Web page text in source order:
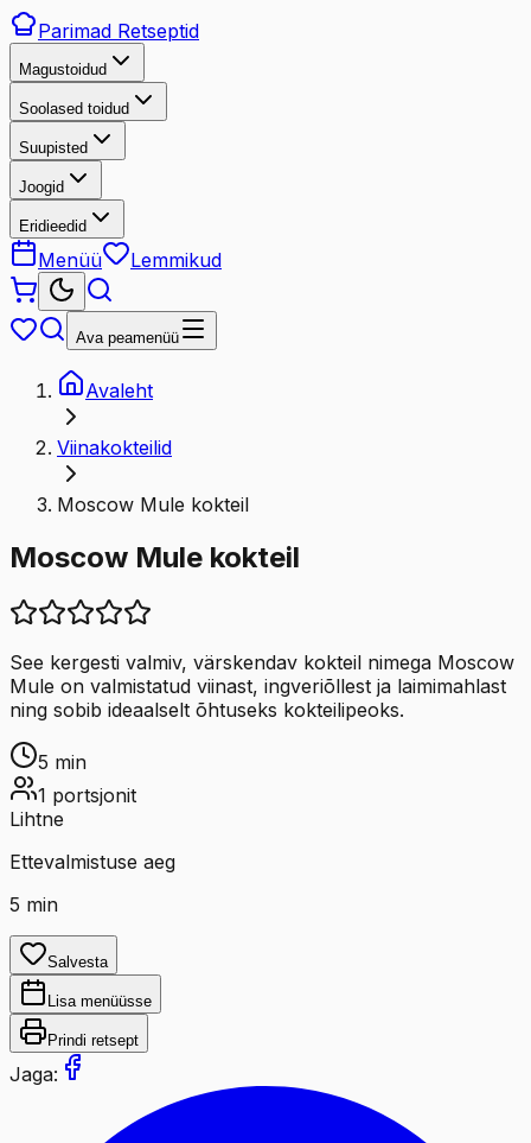
Parimad Retseptid
Magustoidud
Soolased toidud
Suupisted
Joogid
Eridieedid
Menüü Lemmikud
Ava peamenüü
Avaleht
Viinakokteilid
Moscow Mule kokteil
Moscow Mule kokteil
See kergesti valmiv, värskendav kokteil nimega Moscow
Mule on valmistatud viinast, ingveriõllest ja laimimahlast
ning sobib ideaalselt õhtuseks kokteilipeoks.
5 min
1 portsjonit
Lihtne
Ettevalmistuse aeg
5 min
Salvesta
Lisa menüüsse
Prindi retsept
Jaga: